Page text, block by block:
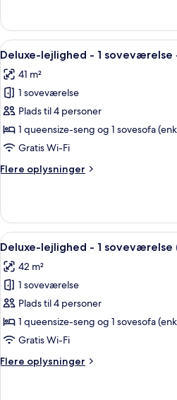
studiolejlighed
balkon
Indlæs
alle
billeder
af
Deluxe-
lejlighed
-
soveværelse
En
22
Deluxe-lejlighed - 1 soveværelse
41 m²
1 soveværelse
Plads til 4 personer
1 queensize-seng og 1 sovesofa
Gratis Wi-Fi
Flere oplysninger
Flere
lejlighed
1
soveværelse
balkon
Indlæs
alle
billeder
af
Deluxe-
lejlighed
-
soveværelse
En
23
Deluxe-lejlighed - 1 soveværelse
42 m²
1 soveværelse
Plads til 4 personer
1 queensize-seng og 1 sovesofa
Gratis Wi-Fi
Flere oplysninger
Flere